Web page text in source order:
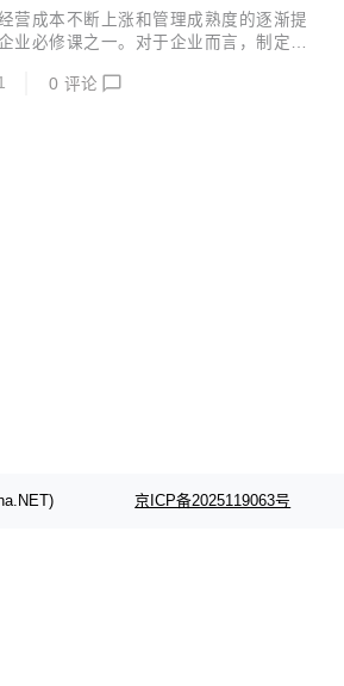
项目信息的功能。 2、项目执行 用来监
的项目，是项目管理应用领域中最重要
项目成员派发任务，检查并监控项目进
营成本不断上涨和管理成熟度的逐渐提
业必修课之一。对于企业而言，制定清
源配置更轻松。精准掌握员工的工作产
0 评论
京ICP备2025119063号